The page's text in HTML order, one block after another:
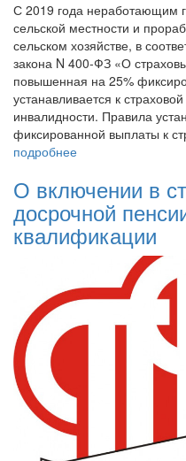
С 2019 года неработающим
сельской местности и
сельском хозяйстве, в
закона N 400-ФЗ «О
повышенная на 25%
устанавливается к
инвалидности. Правила
фиксированной выплаты к
подробнее
О включении в
досрочной
квалификации